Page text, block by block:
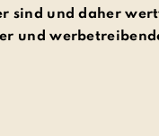
sind und daher
und